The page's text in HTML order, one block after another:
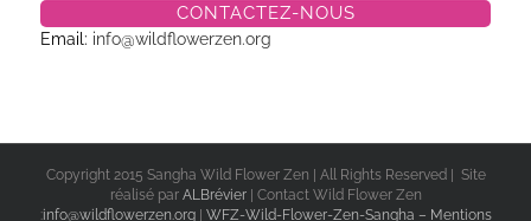
CONTACTEZ-NOUS
Email: info@wildflowerzen.org
Copyright 2015 Sangha Wild Flower Zen | All Rights Reserved | Site
réalisé par ALBrévier
| Contact Wild Flower Zen
:info@wildflowerzen.org| WFZ-Wild-Flower-Zen-Sangha – Mentions